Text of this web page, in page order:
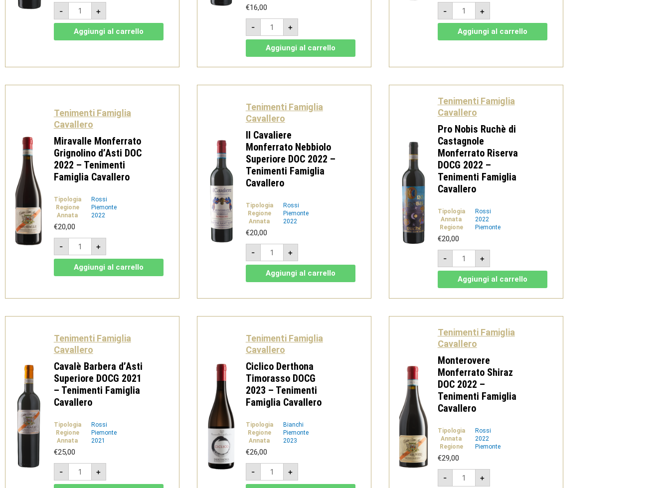
-
Altea
Barbera
d'Asti
Superiore
DOCG
2022
Famiglia
+
Aggiungi al carrello
€16,00
-
'Na
Vota
Ruchè
Castagnole
Monferrato
DOCG
Cavallero
quantità
+
Aggiungi al carrello
-
Eliseo
Moscato
Secco
VDT
2023
-
Cavallero
+
Aggiungi al carrello
Tenimenti Famiglia
Cavallero
Miravalle Monferrato
Grignolino d’Asti DOC
2022 – Tenimenti
Famiglia Cavallero
Tipologia
Rossi
Regione
Piemonte
Annata
2022
€20,00
-
Miravalle
Monferrato
Grignolino
d'Asti
DOC
2022
Famiglia
quantità
+
Aggiungi al carrello
Tenimenti Famiglia
Cavallero
Il Cavaliere
Monferrato Nebbiolo
Superiore DOC 2022 –
Tenimenti Famiglia
Cavallero
Tipologia
Rossi
Regione
Piemonte
Annata
2022
€20,00
-
Il
Cavaliere
Monferrato
Nebbiolo
Superiore
DOC
-
Famiglia
+
Aggiungi al carrello
Tenimenti Famiglia
Cavallero
Pro Nobis Ruchè di
Castagnole
Monferrato Riserva
DOCG 2022 –
Tenimenti Famiglia
Cavallero
Tipologia
Rossi
Annata
2022
Regione
Piemonte
€20,00
-
Pro
Nobis
Ruchè
Castagnole
Monferrato
Riserva
Tenimenti
Famiglia
Cavallero
quantità
+
Aggiungi al carrello
Tenimenti Famiglia
Cavallero
Cavalè Barbera d’Asti
Superiore DOCG 2021
– Tenimenti Famiglia
Cavallero
Tipologia
Rossi
Regione
Piemonte
Annata
2021
€25,00
-
Cavalè
Barbera
d'Asti
+
Tenimenti Famiglia
Cavallero
Ciclico Derthona
Timorasso DOCG
2023 – Tenimenti
Famiglia Cavallero
Tipologia
Bianchi
Regione
Piemonte
Annata
2023
€26,00
-
Ciclico
Derthona
Timorasso
+
Tenimenti Famiglia
Cavallero
Monterovere
Monferrato Shiraz
DOC 2022 –
Tenimenti Famiglia
Cavallero
Tipologia
Rossi
Annata
2022
Regione
Piemonte
€29,00
-
Monterovere
Monferrato
+